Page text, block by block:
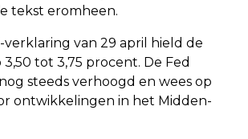
tekst eromheen.
verklaring van 29 april hield de
tot 3,75 procent. De Fed
steeds verhoogd en wees op
ontwikkelingen in het Midden-